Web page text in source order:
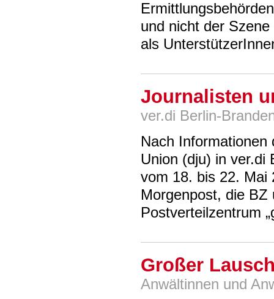
und nicht der
als
Journalisten
ver.di Berlin-
Nach Informationen
Union (dju) in ver.di
vom 18. bis 22. Mai
Morgenpost, die BZ
Postverteilzentrum
Großer
Anwältinnen und